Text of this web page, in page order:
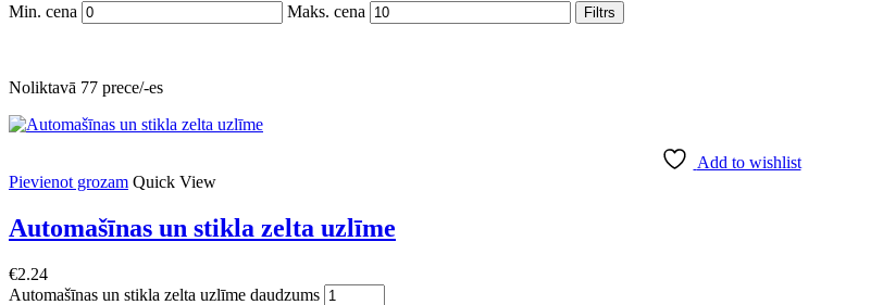
Min. cena Maks. cena Filtrs
Noliktavā 77 prece/-es
Add to wishlist
Pievienot grozam Quick View
Automašīnas un stikla zelta uzlīme
€2.24
Automašīnas un stikla zelta uzlīme daudzums